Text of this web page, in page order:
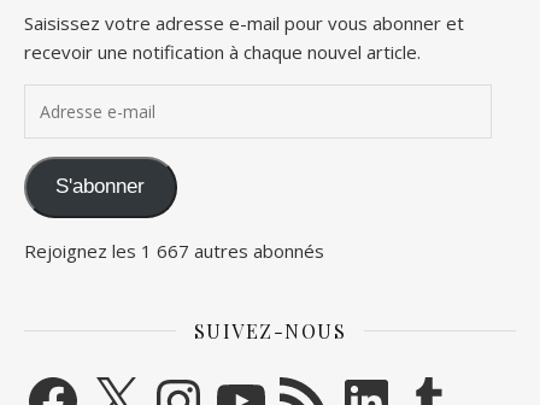
Saisissez votre adresse e-mail pour vous abonner et
recevoir une notification à chaque nouvel article.
S'abonner
Rejoignez les 1 667 autres abonnés
SUIVEZ-NOUS
Facebook
X InstagramYouTubeFlux RSSLinkedIn Tumblr